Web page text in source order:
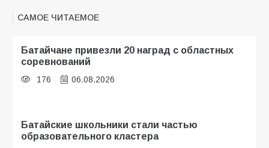
САМОЕ ЧИТАЕМОЕ
Батайчане привезли 20 наград с областных
соревнований
176 06.08.2026
Батайские школьники стали частью
образовательного кластера